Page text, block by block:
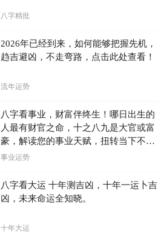
八字精批
2026年已经到来，如何能够把握先机，
趋吉避凶，不走弯路，点击此处查看！
流年运势
八字看事业，财富伴终生！哪日出生的
人最有财官之命，十之八九是大官或富
豪，解读您的事业天赋，扭转当下不利
困局！！
事业运势
八字看大运 十年测吉凶，十年一运卜吉
凶，未来命运全知晓。
十年大运